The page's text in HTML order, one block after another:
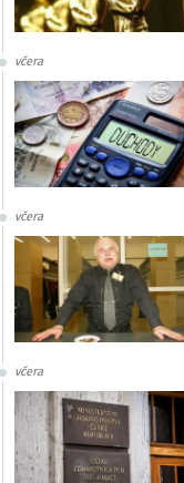
včera
včera
včera